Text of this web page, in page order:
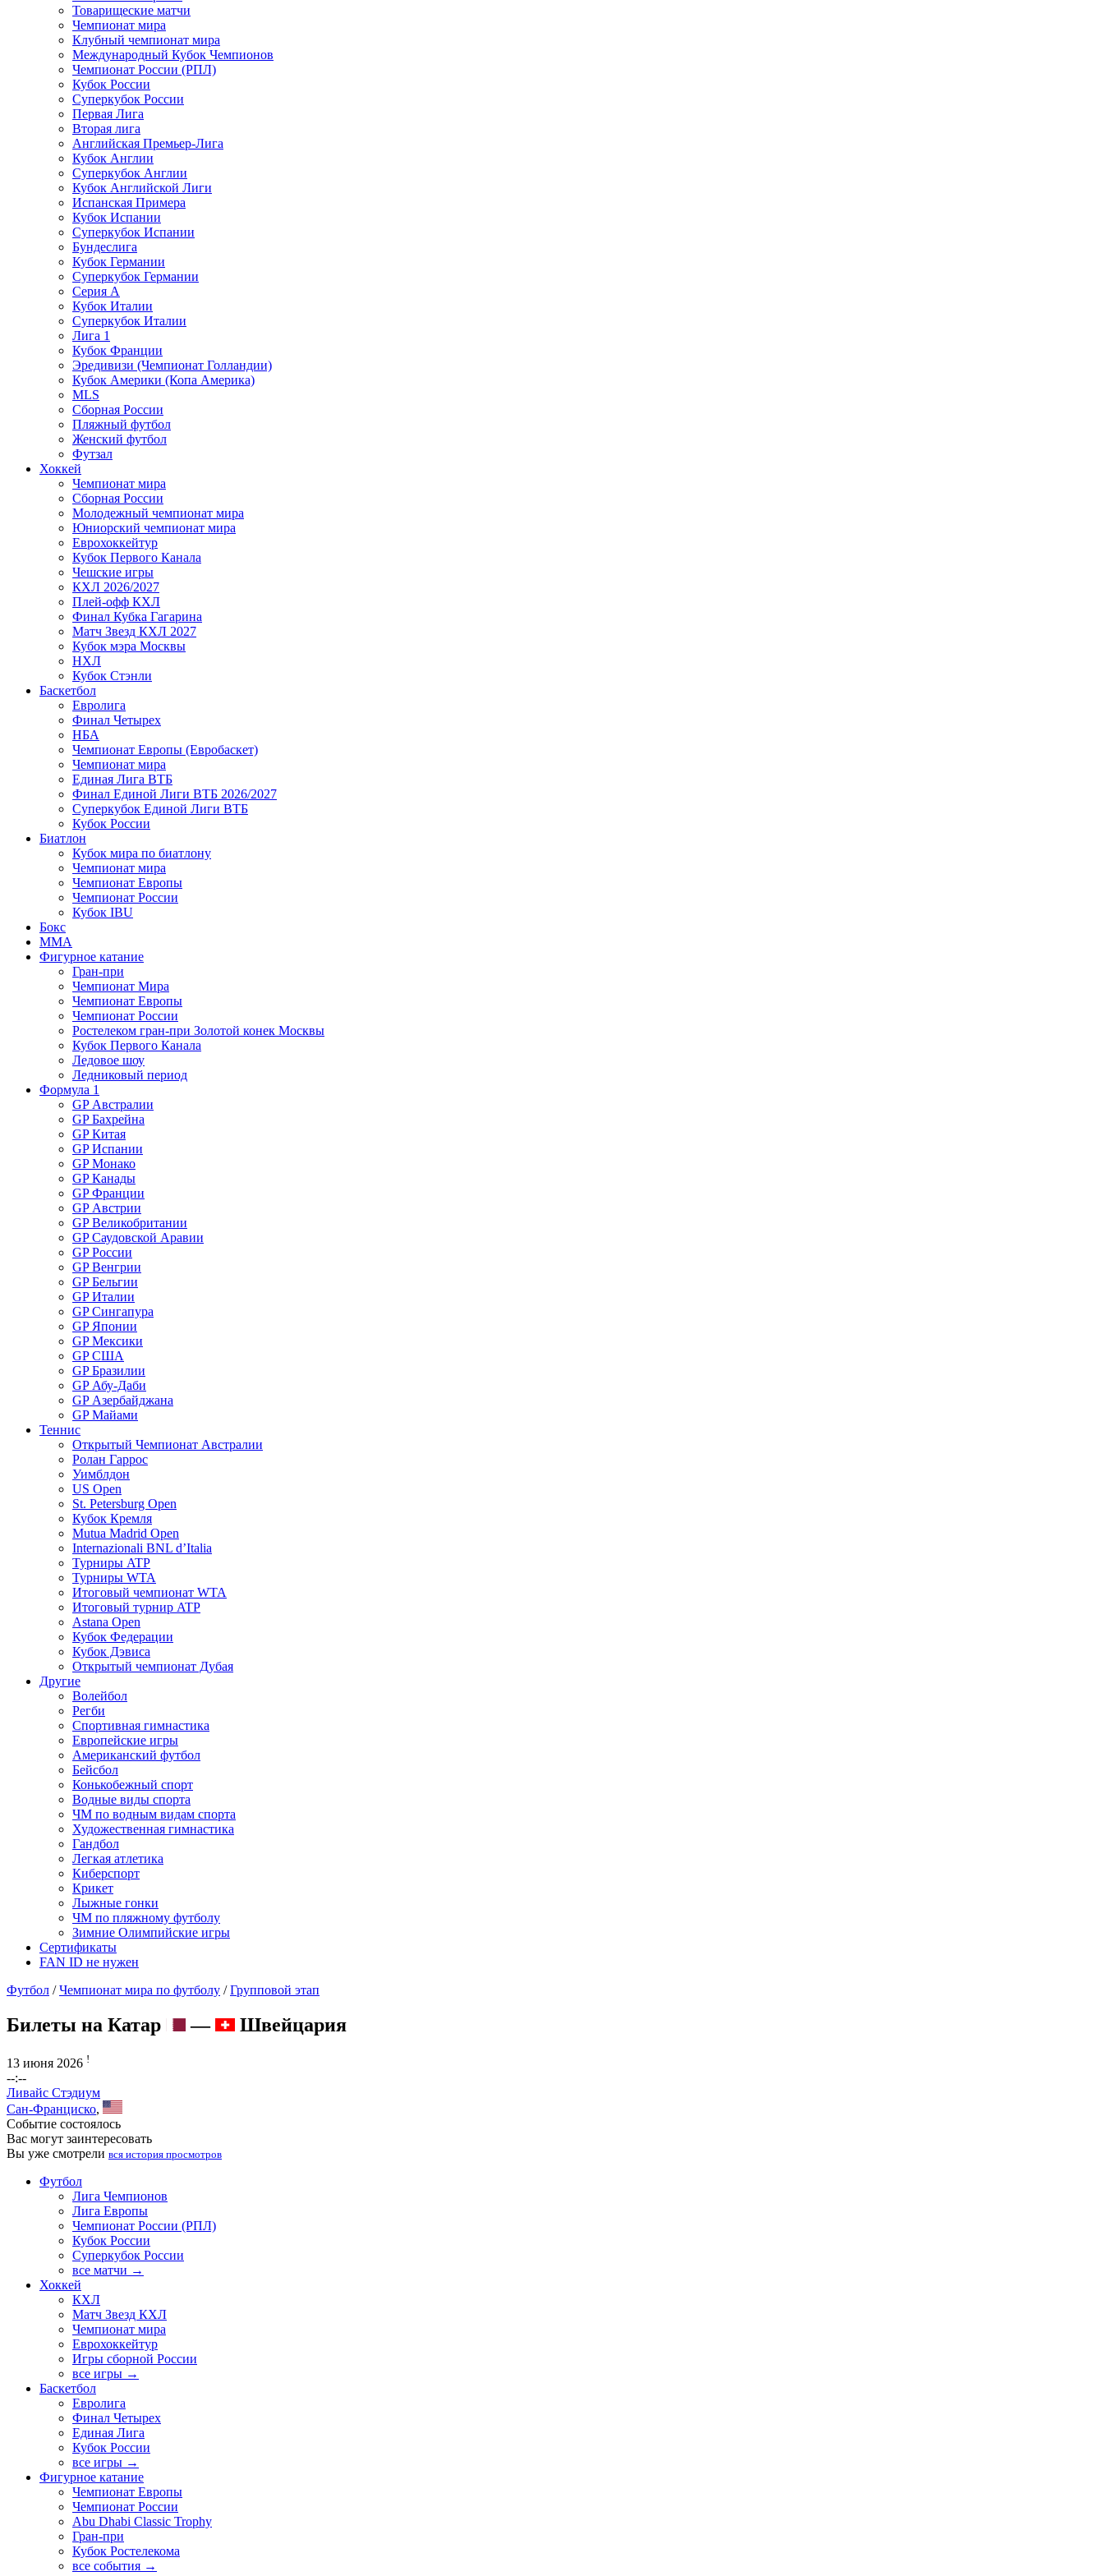
Товарищеские матчи
Чемпионат мира
Клубный чемпионат мира
Международный Кубок Чемпионов
Чемпионат России (РПЛ)
Кубок России
Суперкубок России
Первая Лига
Вторая лига
Английская Премьер-Лига
Кубок Англии
Суперкубок Англии
Кубок Английской Лиги
Испанская Примера
Кубок Испании
Суперкубок Испании
Бундеслига
Кубок Германии
Суперкубок Германии
Серия А
Кубок Италии
Суперкубок Италии
Лига 1
Кубок Франции
Эредивизи (Чемпионат Голландии)
Кубок Америки (Копа Америка)
MLS
Сборная России
Пляжный футбол
Женский футбол
Футзал
Хоккей
Чемпионат мира
Сборная России
Молодежный чемпионат мира
Юниорский чемпионат мира
Еврохоккейтур
Кубок Первого Канала
Чешские игры
КХЛ 2026/2027
Плей-офф КХЛ
Финал Кубка Гагарина
Матч Звезд КХЛ 2027
Кубок мэра Москвы
НХЛ
Кубок Стэнли
Баскетбол
Евролига
Финал Четырех
НБА
Чемпионат Европы (Евробаскет)
Чемпионат мира
Единая Лига ВТБ
Финал Единой Лиги ВТБ 2026/2027
Суперкубок Единой Лиги ВТБ
Кубок России
Биатлон
Кубок мира по биатлону
Чемпионат мира
Чемпионат Европы
Чемпионат России
Кубок IBU
Бокс
MMA
Фигурное катание
Гран-при
Чемпионат Мира
Чемпионат Европы
Чемпионат России
Ростелеком гран-при Золотой конек Москвы
Кубок Первого Канала
Ледовое шоу
Ледниковый период
Формула 1
GP Австралии
GP Бахрейна
GP Китая
GP Испании
GP Монако
GP Канады
GP Франции
GP Австрии
GP Великобритании
GP Саудовской Аравии
GP России
GP Венгрии
GP Бельгии
GP Италии
GP Сингапура
GP Японии
GP Мексики
GP США
GP Бразилии
GP Абу-Даби
GP Азербайджана
GP Майами
Теннис
Открытый Чемпионат Австралии
Ролан Гаррос
Уимблдон
US Open
St. Petersburg Open
Кубок Кремля
Mutua Madrid Open
Internazionali BNL d’Italia
Турниры ATP
Турниры WTA
Итоговый чемпионат WTA
Итоговый турнир ATP
Astana Open
Кубок Федерации
Кубок Дэвиса
Открытый чемпионат Дубая
Другие
Волейбол
Регби
Спортивная гимнастика
Европейские игры
Американский футбол
Бейсбол
Конькобежный спорт
Водные виды спорта
ЧМ по водным видам спорта
Художественная гимнастика
Гандбол
Легкая атлетика
Киберспорт
Крикет
Лыжные гонки
ЧМ по пляжному футболу
Зимние Олимпийские игры
Сертификаты
FAN ID не нужен
Футбол /Чемпионат мира по футболу /Групповой этап
Билеты на Катар — Швейцария
13 июня 2026 !
--:--
Ливайс Стэдиум
Сан-Франциско,
Событие состоялось
Вас могут заинтересовать
Вы уже смотрели вся история просмотров
Футбол
Лига Чемпионов
Лига Европы
Чемпионат России (РПЛ)
Кубок России
Суперкубок России
все матчи →
Хоккей
КХЛ
Матч Звезд КХЛ
Чемпионат мира
Еврохоккейтур
Игры сборной России
все игры →
Баскетбол
Евролига
Финал Четырех
Единая Лига
Кубок России
все игры →
Фигурное катание
Чемпионат Европы
Чемпионат России
Abu Dhabi Classic Trophy
Гран-при
Кубок Ростелекома
все события →